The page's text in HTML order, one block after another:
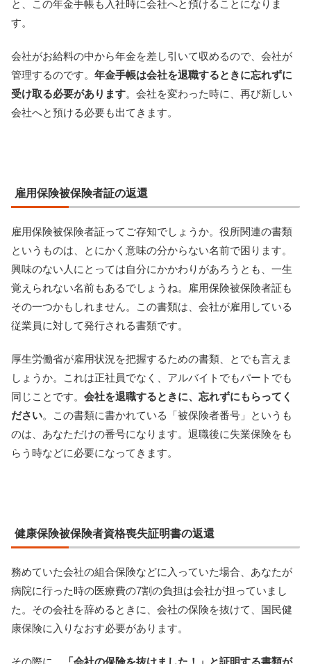
と、この年金手帳も入社時に会社へと預けることになりま
す。
会社がお給料の中から年金を差し引いて収めるので、会社が
管理するのです。 年金手帳は会社を退職するときに忘れずに
受け取る必要があります。会社を変わった時に、再び新しい
会社へと預ける必要も出てきます。
雇用保険被保険者証の返還
雇用保険被保険者証ってご存知でしょうか。役所関連の書類
というものは、とにかく意味の分からない名前で困ります。
興味のない人にとっては自分にかかわりがあろうとも、一生
覚えられない名前もあるでしょうね。雇用保険被保険者証も
その一つかもしれません。この書類は、会社が雇用している
従業員に対して発行される書類です。
厚生労働省が雇用状況を把握するための書類、とでも言えま
しょうか。これは正社員でなく、アルバイトでもパートでも
同じことです。 会社を退職するときに、忘れずにもらってく
ださい。この書類に書かれている「被保険者番号」というも
のは、あなただけの番号になります。退職後に失業保険をも
らう時などに必要になってきます。
健康保険被保険者資格喪失証明書の返還
務めていた会社の組合保険などに入っていた場合、あなたが
病院に行った時の医療費の7割の負担は会社が担っていまし
た。その会社を辞めるときに、会社の保険を抜けて、国民健
康保険に入りなおす必要があります。
その際に、 「会社の保険を抜けました！」と証明する書類が